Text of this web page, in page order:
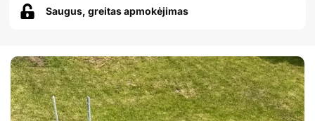
Saugus, greitas apmokėjimas